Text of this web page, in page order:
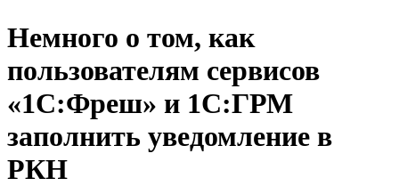
Немного о том, как
пользователям сервисов
«1С:Фреш» и 1С:ГРМ
заполнить уведомление в
РКН